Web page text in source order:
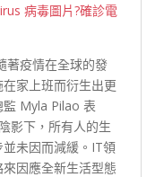
病毒圖片?確診電
著疫情在全球的發
家上班而衍生出更
監 Myla Pilao 表
影下，所有人的生
未因而減緩。IT領
因應全新生活型態